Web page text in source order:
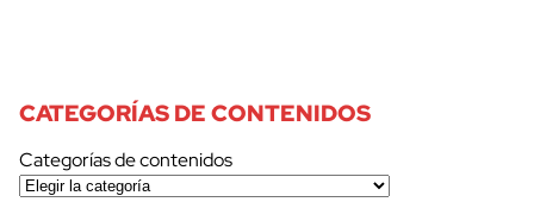
CATEGORÍAS DE CONTENIDOS
Categorías de contenidos